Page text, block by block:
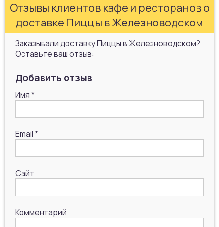
Отзывы клиентов кафе и ресторанов о
доставке Пиццы в Железноводском
Заказывали доставку Пиццы в Железноводском?
Оставьте ваш отзыв:
Добавить отзыв
Имя*
Email*
Сайт
Комментарий